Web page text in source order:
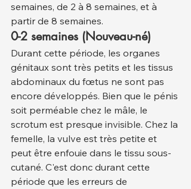
semaines, de 2 à 8 semaines, et à
partir de 8 semaines.
0-2 semaines (Nouveau-né)
Durant cette période, les organes
génitaux sont très petits et les tissus
abdominaux du fœtus ne sont pas
encore développés. Bien que le pénis
soit perméable chez le mâle, le
scrotum est presque invisible. Chez la
femelle, la vulve est très petite et
peut être enfouie dans le tissu sous-
cutané. C'est donc durant cette
période que les erreurs de